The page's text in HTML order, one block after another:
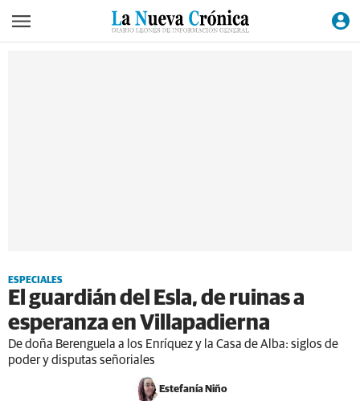
ESPECIALES
El guardián del Esla, de ruinas a
esperanza en Villapadierna
De doña Berenguela a los Enríquez y la Casa de Alba: siglos de
poder y disputas señoriales
Estefanía Niño